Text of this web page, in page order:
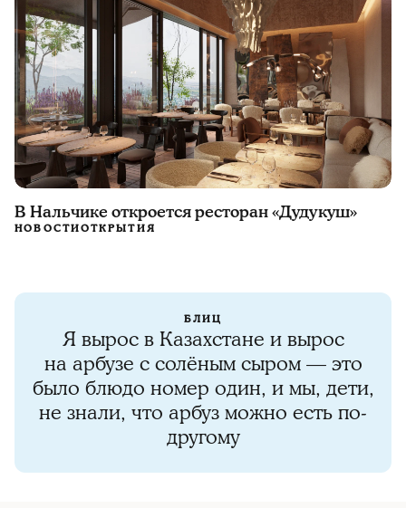
В Нальчике откроется ресторан «Дудукуш»
НОВОСТИОТКРЫТИЯ
БЛИЦ
Я вырос в Казахстане и вырос
на арбузе с солёным сыром — это
было блюдо номер один, и мы, дети,
не знали, что арбуз можно есть по-
другому